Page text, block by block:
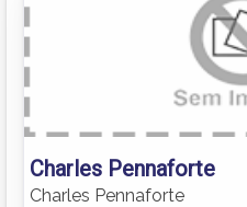
Charles Pennaforte
Charles Pennaforte